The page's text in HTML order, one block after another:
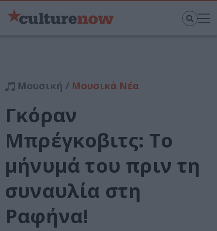
Μουσική / Μουσικά Νέα
Γκόραν
Μπρέγκοβιτς: Το
μήνυμά του πριν τη
συναυλία στη
Ραφήνα!